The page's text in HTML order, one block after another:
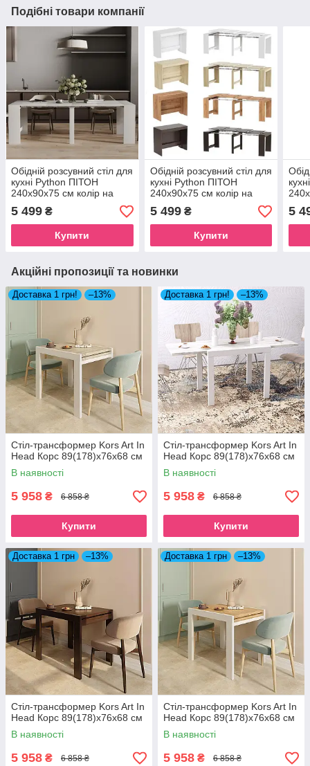
Подібні товари компанії
Обідній розсувний стіл для
кухні Python ПІТОН
240х90х75 см колір на
5 499 ₴
Купити
Обідній розсувний стіл для
кухні Python ПІТОН
240х90х75 см колір на
5 499₴
Купити
5
Акційні пропозиції та новинки
Доставка 1 грн! –13%
Стіл-трансформер Kors Art In
Head Корс 89(178)x76x68 см
В наявності
5 958 ₴ 6 858 ₴
Купити
Доставка 1 грн! –13%
Стіл-трансформер Kors Art In
Head Корс 89(178)x76x68 см
В наявності
5 958 ₴ 6 858 ₴
Купити
Доставка 1 грн –13%
Стіл-трансформер Kors Art In
Head Корс 89(178)x76x68 см
В наявності
5 958 ₴ 6 858 ₴
Доставка 1 грн –13%
Стіл-трансформер Kors Art In
Head Корс 89(178)x76x68 см
В наявності
5 958 ₴ 6 858 ₴